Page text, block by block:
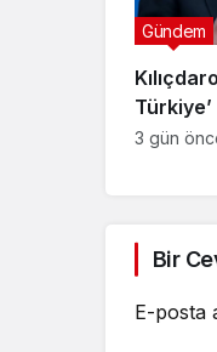
Türkiye’
bitmesi
Gündem
3 gün
Bir
E-posta